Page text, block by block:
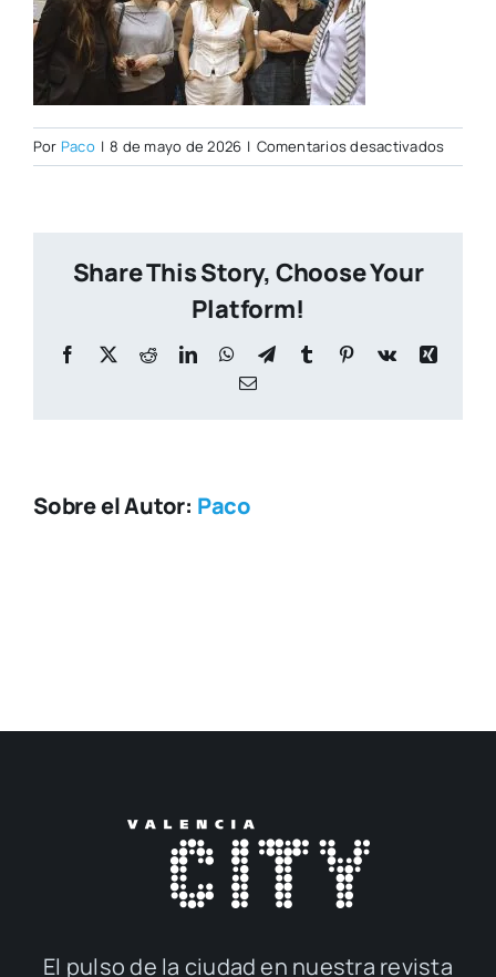
Por Paco | 8 de mayo de 2026 | Comentarios desactivadosen
Share This Story, Choose Your
Platform!
Facebook
X RedditLinkedInWhatsApp
TelegramTumblr Pinterest
Vk
Xing
Correo
Sobre el Autor: Paco
El pul­so de la ciu­dad en nues­tra revis­ta